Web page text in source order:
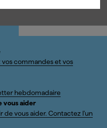
commandes et vos
hebdomadaire
vous aider
de vous aider. Contactez l'un